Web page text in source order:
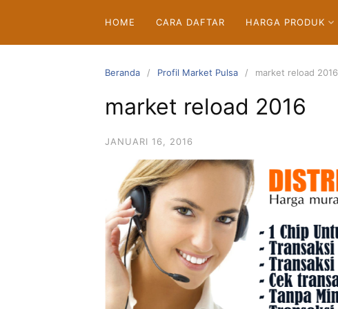
konten
HOME CARA DAFTAR HARGA PRODUK
Beranda Profil Market Pulsa market reload 2016
market reload 2016
JANUARI 16, 2016